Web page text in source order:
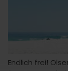
Endlich frei!